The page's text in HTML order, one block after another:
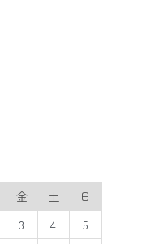
金 土
日
3 4
5